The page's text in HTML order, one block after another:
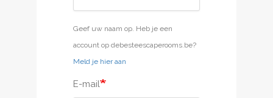
Geef uw naam op. Heb je een
account op debesteescaperooms.be?
Meld je hier aan
E-mail